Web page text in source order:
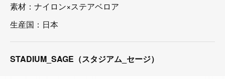
素材：ナイロン×ステアベロア
生産国：日本
STADIUM_SAGE（スタジアム_セージ）